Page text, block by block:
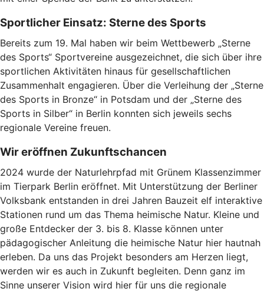
Sportlicher Einsatz: Sterne des Sports
Bereits zum 19. Mal haben wir beim Wettbewerb „Sterne
des Sports“ Sportvereine ausgezeichnet, die sich über ihre
sportlichen Aktivitäten hinaus für gesellschaftlichen
Zusammenhalt engagieren. Über die Verleihung der „Sterne
des Sports in Bronze“ in Potsdam und der „Sterne des
Sports in Silber“ in Berlin konnten sich jeweils sechs
regionale Vereine freuen.
Wir eröffnen Zukunftschancen
2024 wurde der Naturlehrpfad mit Grünem Klassenzimmer
im Tierpark Berlin eröffnet. Mit Unterstützung der Berliner
Volksbank entstanden in drei Jahren Bauzeit elf interaktive
Stationen rund um das Thema heimische Natur. Kleine und
große Entdecker der 3. bis 8. Klasse können unter
pädagogischer Anleitung die heimische Natur hier hautnah
erleben. Da uns das Projekt besonders am Herzen liegt,
werden wir es auch in Zukunft begleiten. Denn ganz im
Sinne unserer Vision wird hier für uns die regionale